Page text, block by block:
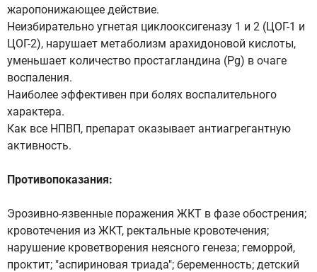
жаропонижающее действие.
Неизбирательно угнетая циклооксигеназу 1 и 2 (ЦОГ-1 и
ЦОГ-2), нарушает метаболизм арахидоновой кислоты,
уменьшает количество простагландина (Pg) в очаге
воспаления.
Наиболее эффективен при болях воспалительного
характера.
Как все НПВП, препарат оказывает антиагрегантную
активность.
Противопоказания:
Эрозивно-язвенные поражения ЖКТ в фазе обострения;
кровотечения из ЖКТ, ректальные кровотечения;
нарушение кроветворения неясного генеза; геморрой,
проктит; "аспириновая триада"; беременность; детский